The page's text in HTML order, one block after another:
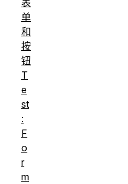
单
和
按
钮
T
e
st
:
F
o
r
m